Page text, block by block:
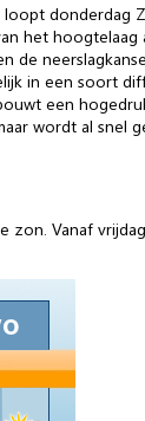
donderdag
het
de
in een soort
een
wordt al
Vanaf